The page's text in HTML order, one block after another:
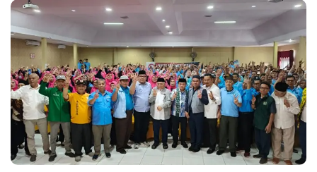
a
n
d
i
S
u
n
a
i